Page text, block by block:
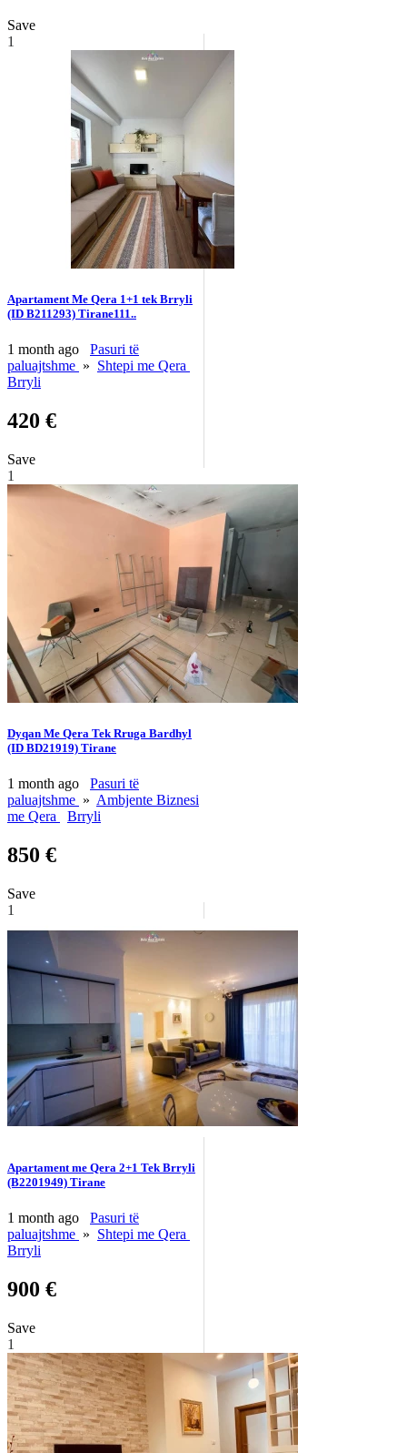
Save
1
Apartament Me Qera 1+1 tek Brryli
(ID B211293) Tirane​111..
1 month ago
Pasuri të
paluajtshme » Shtepi me Qera
Brryli
420 €
Save
1
Dyqan Me Qera Tek Rruga Bardhyl
(ID BD21919) Tirane
1 month ago
Pasuri të
paluajtshme » Ambjente Biznesi
me Qera
Brryli
850 €
Save
1
Apartament me Qera 2+1 Tek Brryli
(B2201949) Tirane
1 month ago
Pasuri të
paluajtshme » Shtepi me Qera
Brryli
900 €
Save
1